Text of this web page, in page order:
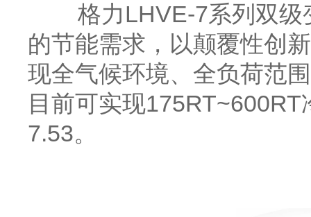
格力LHVE-7系列双级
的节能需求，以颠覆性创
现全气候环境、全负荷范
目前可实现
7.53。